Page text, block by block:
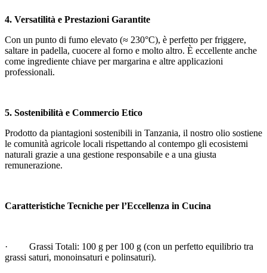
4. Versatilità e Prestazioni Garantite
Con un punto di fumo elevato (≈ 230°C), è perfetto per friggere,
saltare in padella, cuocere al forno e molto altro. È eccellente anche
come ingrediente chiave per margarina e altre applicazioni
professionali.
5. Sostenibilità e Commercio Etico
Prodotto da piantagioni sostenibili in Tanzania, il nostro olio sostiene
le comunità agricole locali rispettando al contempo gli ecosistemi
naturali grazie a una gestione responsabile e a una giusta
remunerazione.
Caratteristiche Tecniche per l’Eccellenza in Cucina
· Grassi Totali: 100 g per 100 g (con un perfetto equilibrio tra
grassi saturi, monoinsaturi e polinsaturi).